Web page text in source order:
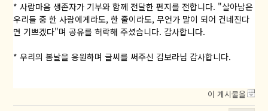
* 사람마음 생존자가 기부와 함께 전달한 편지를 전합니다. "살아남은
우리들 중 한 사람에게라도, 한 줄이라도, 무언가 말이 되어 건네진다
면 기쁘겠다"며 공유를 허락해 주셨습니다. 감사합니다.
* 우리의 봄날을 응원하며 글씨를 써주신 김보라님 감사합니다.
이 게시물을